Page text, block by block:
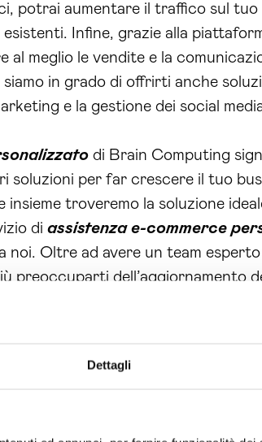
Dettagli
potrai aumentare il traffico sul
Infine, grazie alla
meglio le vendite e la
in grado di offrirti anche
e la gestione dei social
di Brain Computing
per far crescere il tuo
troveremo la soluzione
di assistenza e-commerce
Oltre ad avere un team
preoccuparti dell’aggiornamento
grazie alla nostra
guadagni.
è rivolta sia ai piccoli negozi
non si limita solo alla fase
continuo per avere sempre un
collaborazione con i nostri